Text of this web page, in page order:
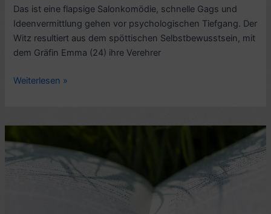
Das ist eine flapsige Salonkomödie, schnelle Gags und
Ideenvermittlung gehen vor psychologischen Tiefgang. Der
Witz resultiert aus dem spöttischen Selbstbewusstsein, mit
dem Gräfin Emma (24) ihre Verehrer
Kritik:
von
Ebner-
Weiterlesen »